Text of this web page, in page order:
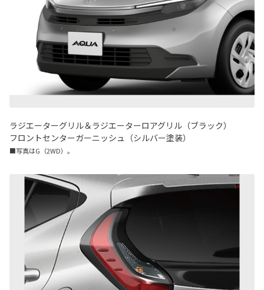
ラジエーターグリル＆ラジエーターロアグリル（ブラック）
フロントセンターガーニッシュ（シルバー塗装）
■写真はG（2WD）。